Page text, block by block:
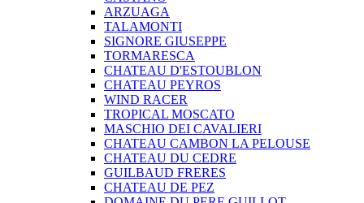
ARZUAGA
TALAMONTI
SIGNORE GIUSEPPE
TORMARESCA
CHATEAU D'ESTOUBLON
CHATEAU PEYROS
WIND RACER
TROPICAL MOSCATO
MASCHIO DEI CAVALIERI
CHATEAU CAMBON LA PELOUSE
CHATEAU DU CEDRE
GUILBAUD FRERES
CHATEAU DE PEZ